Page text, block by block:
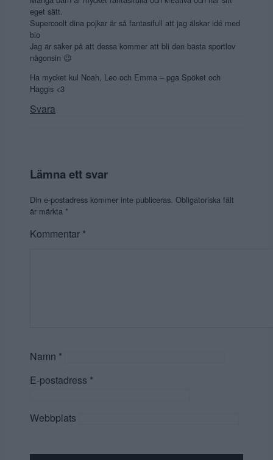
eget sätt.
Supercoolt dina pojkar är så fantasifull att jag älskar idé med
bio
Jag är säker på att dessa kommer att bli den bästa sportlov
någonsin 😉
Ha mycket kul Noah, Leo och Emma – pga Spöket och
Haggis <3
Svara
Lämna ett svar
Din e-postadress kommer inte publiceras. Obligatoriska fält
är märkta *
Kommentar *
Namn *
E-postadress *
Webbplats